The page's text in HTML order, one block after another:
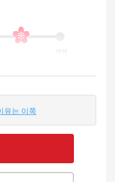
여성
경
유는 이쪽